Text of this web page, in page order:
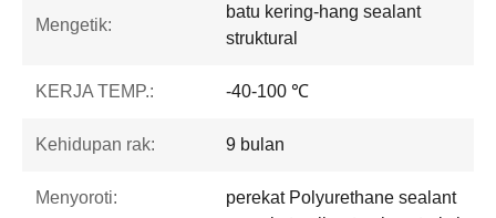
Mengetik:
batu kering-hang sealant
struktural
KERJA TEMP.: -40-100 ℃
Kehidupan rak: 9 bulan
Menyoroti:
perekat Polyurethane sealant